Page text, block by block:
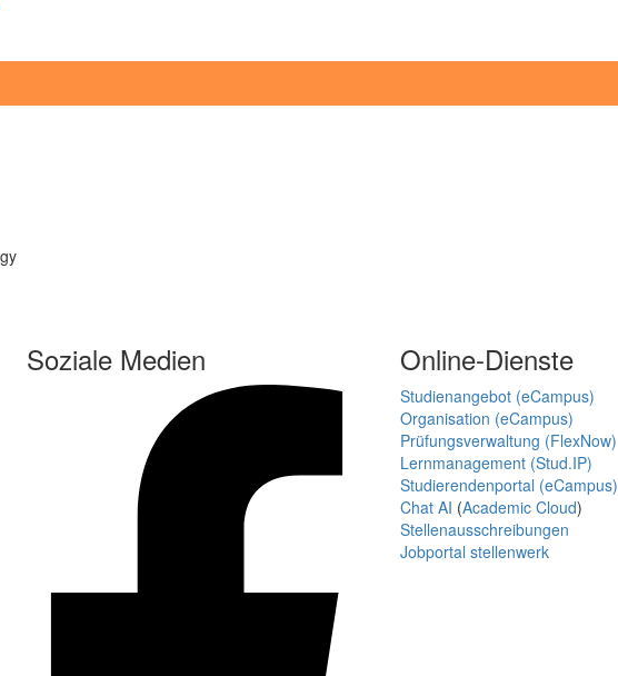
Soziale Medien Online-Dienste
Studienangebot (eCampus)
Organisation (eCampus)
Prüfungsverwaltung (FlexNow)
Lernmanagement (Stud.IP)
Studierendenportal (eCampus)
Chat AI (Academic Cloud)
Stellenausschreibungen
Jobportal stellenwerk